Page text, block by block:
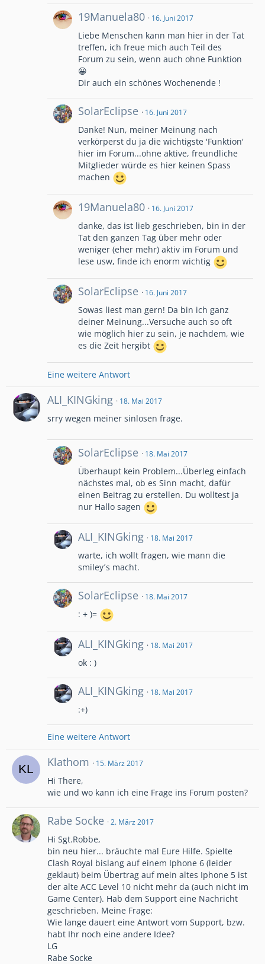
19Manuela80 16. Juni 2017
Liebe Menschen kann man hier in der Tat
treffen, ich freue mich auch Teil des
Forum zu sein, wenn auch ohne Funktion
😀
Dir auch ein schönes Wochenende !
SolarEclipse 16. Juni 2017
Danke! Nun, meiner Meinung nach
verkörperst du ja die wichtigste 'Funktion'
hier im Forum...ohne aktive, freundliche
Mitglieder würde es hier keinen Spass
machen
19Manuela80 16. Juni 2017
danke, das ist lieb geschrieben, bin in der
Tat den ganzen Tag über mehr oder
weniger (eher mehr) aktiv im Forum und
lese usw, finde ich enorm wichtig
SolarEclipse 16. Juni 2017
Sowas liest man gern! Da bin ich ganz
deiner Meinung...Versuche auch so oft
wie möglich hier zu sein, je nachdem, wie
es die Zeit hergibt
Eine weitere Antwort
ALI_KINGking 18. Mai 2017
srry wegen meiner sinlosen frage.
SolarEclipse 18. Mai 2017
Überhaupt kein Problem...Überleg einfach
nächstes mal, ob es Sinn macht, dafür
einen Beitrag zu erstellen. Du wolltest ja
nur Hallo sagen
ALI_KINGking 18. Mai 2017
warte, ich wollt fragen, wie mann die
smiley´s macht.
SolarEclipse 18. Mai 2017
: + )=
ALI_KINGking 18. Mai 2017
ok : )
ALI_KINGking 18. Mai 2017
:+)
Eine weitere Antwort
Klathom 15. März 2017
Hi There,
wie und wo kann ich eine Frage ins Forum posten?
Rabe Socke 2. März 2017
Hi Sgt.Robbe,
bin neu hier... bräuchte mal Eure Hilfe. Spielte
Clash Royal bislang auf einem Iphone 6 (leider
geklaut) beim Übertrag auf mein altes Iphone 5 ist
der alte ACC Level 10 nicht mehr da (auch nicht im
Game Center). Hab dem Support eine Nachricht
geschrieben. Meine Frage:
Wie lange dauert eine Antwort vom Support, bzw.
habt Ihr noch eine andere Idee?
LG
Rabe Socke